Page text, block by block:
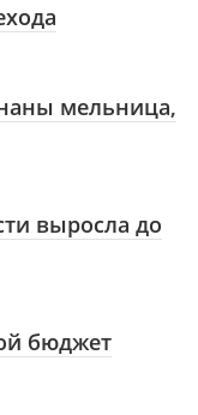
мельница,
выросла до
бюджет